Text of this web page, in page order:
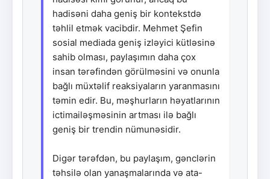
hadisəni daha geniş bir kontekstdə
təhlil etmək vacibdir. Mehmet Şefin
sosial mediada geniş izləyici kütləsinə
sahib olması, paylaşımın daha çox
insan tərəfindən görülməsini və onunla
bağlı müxtəlif reaksiyaların yaranmasını
təmin edir. Bu, məşhurların həyatlarının
ictimailəşməsinin artması ilə bağlı
geniş bir trendin nümunəsidir.
Digər tərəfdən, bu paylaşım, gənclərin
təhsilə olan yanaşmalarında və ata-